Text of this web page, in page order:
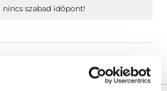
szabad időpont!